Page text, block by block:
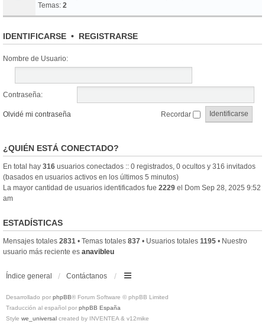
Temas: 2
IDENTIFICARSE • REGISTRARSE
Nombre de Usuario:
Contraseña:
Olvidé mi contraseña Recordar
¿QUIÉN ESTÁ CONECTADO?
En total hay 316 usuarios conectados :: 0 registrados, 0 ocultos y 316 invitados
(basados en usuarios activos en los últimos 5 minutos)
La mayor cantidad de usuarios identificados fue 2229 el Dom Sep 28, 2025 9:52
am
ESTADÍSTICAS
Mensajes totales 2831 • Temas totales 837 • Usuarios totales 1195 • Nuestro
usuario más reciente es anavibleu
Índice general Contáctanos
Desarrollado por phpBB® Forum Software © phpBB Limited
Traducción al español por phpBB España
Style we_universal created by INVENTEA & v12mike